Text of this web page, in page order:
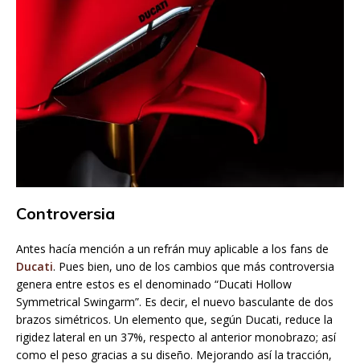
Controversia
Antes hacía mención a un refrán muy aplicable a los fans de
Ducati. Pues bien, uno de los cambios que más controversia
genera entre estos es el denominado “Ducati Hollow
Symmetrical Swingarm”. Es decir, el nuevo basculante de dos
brazos simétricos. Un elemento que, según Ducati, reduce la
rigidez lateral en un 37%, respecto al anterior monobrazo; así
como el peso gracias a su diseño. Mejorando así la tracción,